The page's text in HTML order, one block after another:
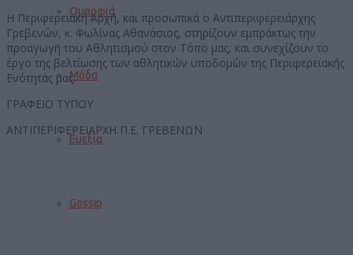
Ομορφιά
Μόδα
Ευεξία
Gossip
Η Περιφερειακή Αρχή, και προσωπικά ο Αντιπεριφερειάρχης
Γρεβενών, κ. Φωλίνας Αθανάσιος, στηρίζουν εμπράκτως την
προαγωγή του Αθλητισμού στον Τόπο μας, και συνεχίζουν το
έργο της βελτίωσης των αθλητικών υποδομών της Περιφερειακής
Ενότητάς μας.
ΓΡΑΦΕΙΟ ΤΥΠΟΥ
ΑΝΤΙΠΕΡΙΦΕΡΕΙΑΡΧΗ Π.Ε. ΓΡΕΒΕΝΩΝ